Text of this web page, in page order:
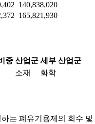
140,838,020
165,821,930
중 산업군 세부 산업군
소재 화학
는 폐유기용제의 회수 및